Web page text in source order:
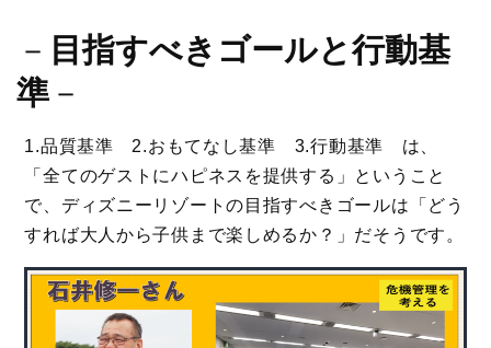
－ 目指すべきゴールと行動基
準 －
1.品質基準 2.おもてなし基準 3.行動基準 は、
「全てのゲストにハピネスを提供する」ということ
で、ディズニーリゾートの目指すべきゴールは「どう
すれば大人から子供まで楽しめるか？」だそうです。